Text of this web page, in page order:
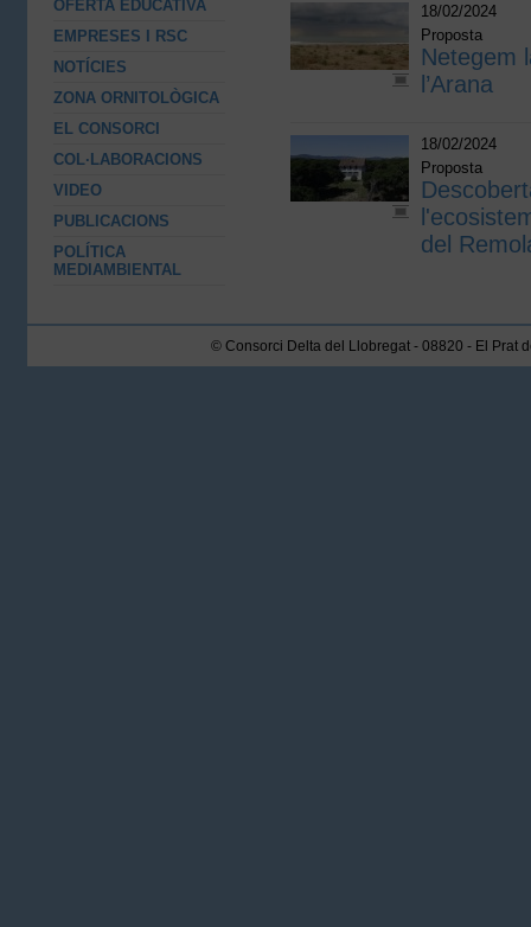
OFERTA EDUCATIVA
EMPRESES I RSC
NOTÍCIES
ZONA ORNITOLÒGICA
EL CONSORCI
COL·LABORACIONS
VIDEO
PUBLICACIONS
POLÍTICA
MEDIAMBIENTAL
18/02/2024
Proposta
Netegem
l’Arana
18/02/2024
Proposta
del
© Consorci Delta del Llobregat - 08820 - El Prat